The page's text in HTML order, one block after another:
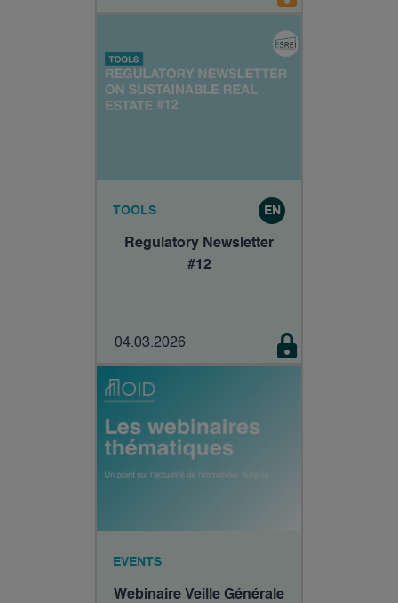
TOOLS EN
Regulatory Newsletter
#12
04.03.2026
EVENTS
Webinaire Veille Générale